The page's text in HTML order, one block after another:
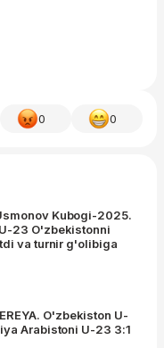
0 0
Kubogi-2025.
23 O'zbekistonni
va turnir g'olibiga
O'zbekiston U-
Arabistoni U-23 3:1